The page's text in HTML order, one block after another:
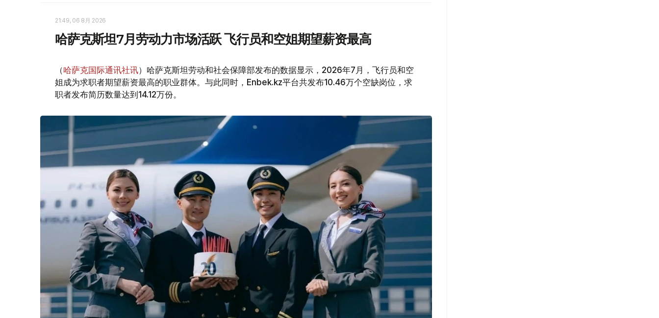
21:49, 06 8月 2026
哈萨克斯坦7月劳动力市场活跃 飞行员和空姐期望薪资最高
（哈萨克国际通讯社讯）哈萨克斯坦劳动和社会保障部发布的数据显示，2026年7月，飞行员和空
姐成为求职者期望薪资最高的职业群体。与此同时，Enbek.kz平台共发布10.46万个空缺岗位，求
职者发布简历数量达到14.12万份。